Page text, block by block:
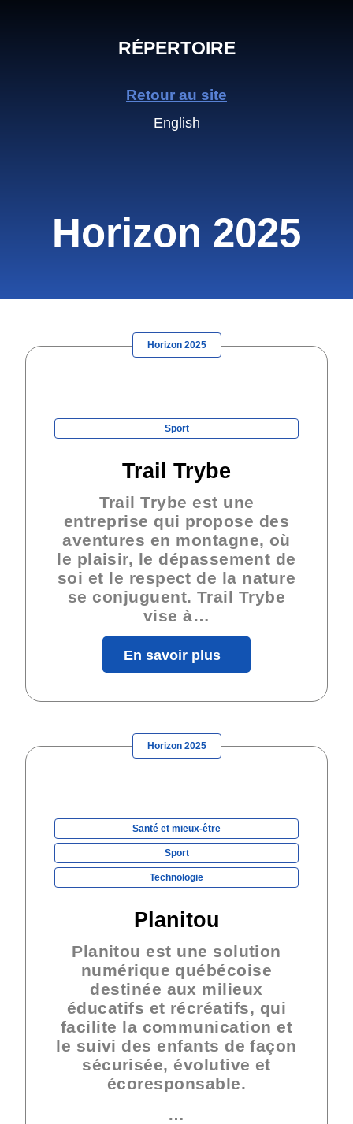
RÉPERTOIRE
Retour au site
English
Horizon 2025
Horizon 2025
Sport
Trail Trybe
Trail Trybe est une
entreprise qui propose des
aventures en montagne, où
le plaisir, le dépassement de
soi et le respect de la nature
se conjuguent. Trail Trybe
vise à…
En savoir plus
Horizon 2025
Santé et mieux-être
Sport
Technologie
Planitou
Planitou est une solution
numérique québécoise
destinée aux milieux
éducatifs et récréatifs, qui
facilite la communication et
le suivi des enfants de façon
sécurisée, évolutive et
écoresponsable.
…